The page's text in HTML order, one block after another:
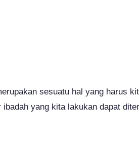
sesuatu hal yang harus
yang kita lakukan dapat